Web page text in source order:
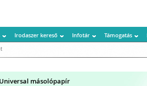
Irodaszer kereső Infotár Támogatás
másolópapír